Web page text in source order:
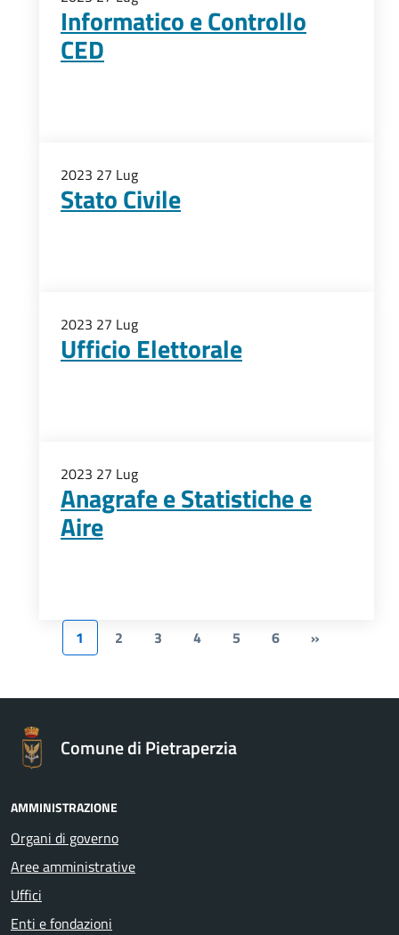
Informatico e Controllo
CED
2023 27 Lug
Stato Civile
2023 27 Lug
Ufficio Elettorale
2023 27 Lug
Anagrafe e Statistiche e
Aire
1 2 3 4 5 6 »
Comune di Pietraperzia
AMMINISTRAZIONE
Organi di governo
Aree amministrative
Uffici
Enti e fondazioni